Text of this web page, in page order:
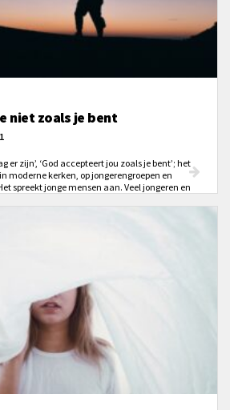
niet zoals je bent
er zijn’, ‘God accepteert jou zoals je bent’; het
moderne kerken, op jongerengroepen en
spreekt jonge mensen aan. Veel jongeren en